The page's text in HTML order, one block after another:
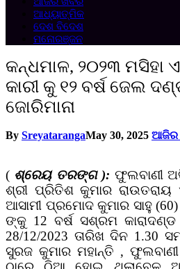
ଆଧ୍ୟାତ୍ମିକ
ଦେଶ ବିଦେଶ
ମନୋରଞ୍ଜନ
କନ୍ଧମାଳ, ୨୦୨୩
କାରୀ କୁ ୧୨ ବର୍ଷ ଜେଲ
ଜୋରିମାନା
By SreyatarangaMay 30, 2025 ଆଜିର
( ଶ୍ରେୟ ତରଙ୍ଗ ): ଫୁଲବାଣୀ
ଶ୍ରୀ ପ୍ରିତିଶ କୁମାର
ଆସାମୀ ପ୍ରମୋଦ କୁମାର ସାହୁ
ଙ୍କୁ 12 ବର୍ଷ ସଶ୍ରମ
28/12/2023 ତାରିଖ ଦିନ 1.30
ସୁରଜ କୁମାର ମହାନ୍ତି ,